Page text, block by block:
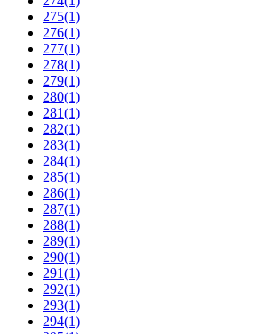
275(1)
276(1)
277(1)
278(1)
279(1)
280(1)
281(1)
282(1)
283(1)
284(1)
285(1)
286(1)
287(1)
288(1)
289(1)
290(1)
291(1)
292(1)
293(1)
294(1)